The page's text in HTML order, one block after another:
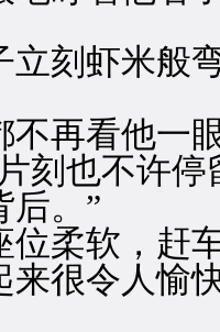
刻虾米般弯
再看他一眼
刻也不许
后。”
柔软，赶
很令人愉快